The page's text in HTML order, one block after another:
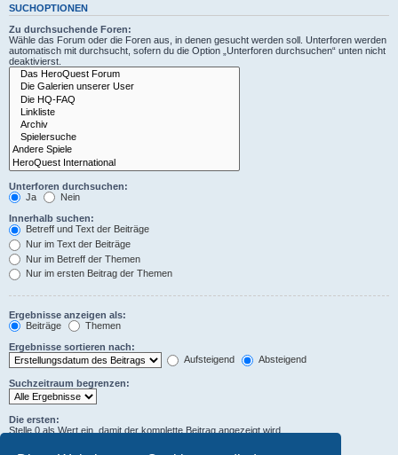
SUCHOPTIONEN
Zu durchsuchende Foren:
Wähle das Forum oder die Foren aus, in denen gesucht werden soll. Unterforen werden
automatisch mit durchsucht, sofern du die Option „Unterforen durchsuchen“ unten nicht
deaktivierst.
Unterforen durchsuchen:
Ja
Nein
Innerhalb suchen:
Betreff und Text der Beiträge
Nur im Text der Beiträge
Nur im Betreff der Themen
Nur im ersten Beitrag der Themen
Ergebnisse anzeigen als:
Beiträge
Themen
Ergebnisse sortieren nach:
Aufsteigend
Absteigend
Suchzeitraum begrenzen:
Die ersten:
Stelle 0 als Wert ein, damit der komplette Beitrag angezeigt wird.